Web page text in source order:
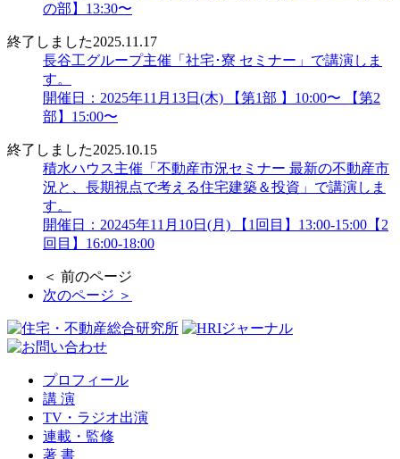
の部】13:30〜
終了しました2025.11.17
長谷工グループ主催「社宅･寮 セミナー」で講演しま
す。
開催日：2025年11月13日(木) 【第1部 】10:00〜 【第2
部】15:00〜
終了しました2025.10.15
積水ハウス主催「不動産市況セミナー 最新の不動産市
況と、長期視点で考える住宅建築＆投資」で講演しま
す。
開催日：20245年11月10日(月) 【1回目】13:00-15:00【2
回目】16:00-18:00
＜ 前のページ
次のページ ＞
プロフィール
講 演
TV・ラジオ出演
連載・監修
著 書